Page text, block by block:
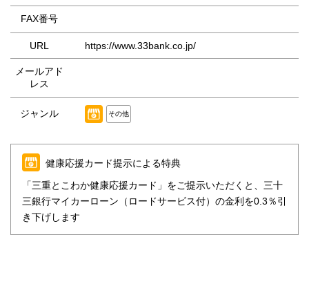
FAX番号
URL https://www.33bank.co.jp/
メールアド
レス
ジャンル その他
健康応援カード提示による特典
「三重とこわか健康応援カード」をご提示いただくと、三十
三銀行マイカーローン（ロードサービス付）の金利を0.3％引
き下げします